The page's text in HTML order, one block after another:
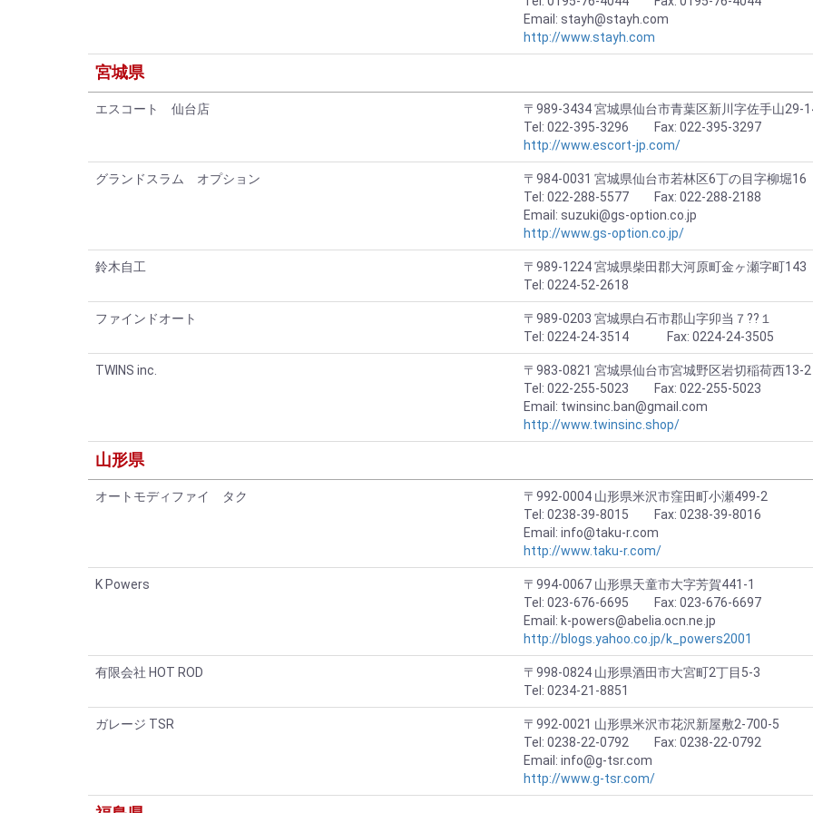
Email: stayh@stayh.com
http://www.stayh.com
宮城県
エスコート 仙台店
〒989-3434 宮城県仙台市青葉区新川字佐手山29-
Tel: 022-395-3296 Fax: 022-395-3297
http://www.escort-jp.com/
グランドスラム オプション
〒984-0031 宮城県仙台市若林区6丁の目字柳堀16
Tel: 022-288-5577 Fax: 022-288-2188
Email: suzuki@gs-option.co.jp
http://www.gs-option.co.jp/
鈴木自工
〒989-1224 宮城県柴田郡大河原町金ヶ瀬字町143
Tel: 0224-52-2618
ファインドオート
〒989-0203 宮城県白石市郡山字卯当７??１
Tel: 0224-24-3514 Fax: 0224-24-3505
TWINS inc.
〒983-0821 宮城県仙台市宮城野区岩切稲荷西13-2
Tel: 022-255-5023 Fax: 022-255-5023
Email: twinsinc.ban@gmail.com
http://www.twinsinc.shop/
山形県
オートモディファイ タク
〒992-0004 山形県米沢市窪田町小瀬499-2
Tel: 0238-39-8015 Fax: 0238-39-8016
Email: info@taku-r.com
http://www.taku-r.com/
K Powers
〒994-0067 山形県天童市大字芳賀441-1
Tel: 023-676-6695 Fax: 023-676-6697
Email: k-powers@abelia.ocn.ne.jp
http://blogs.yahoo.co.jp/k_powers2001
有限会社 HOT ROD
〒998-0824 山形県酒田市大宮町2丁目5-3
Tel: 0234-21-8851
ガレージ TSR
〒992-0021 山形県米沢市花沢新屋敷2-700-5
Tel: 0238-22-0792 Fax: 0238-22-0792
Email: info@g-tsr.com
http://www.g-tsr.com/